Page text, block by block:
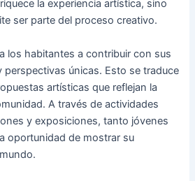
la experiencia artística, sino
ser parte del proceso creativo.
los habitantes a contribuir con sus
únicas. Esto se traduce
artísticas que reflejan la
A través de actividades
y exposiciones, tanto jóvenes
oportunidad de mostrar su